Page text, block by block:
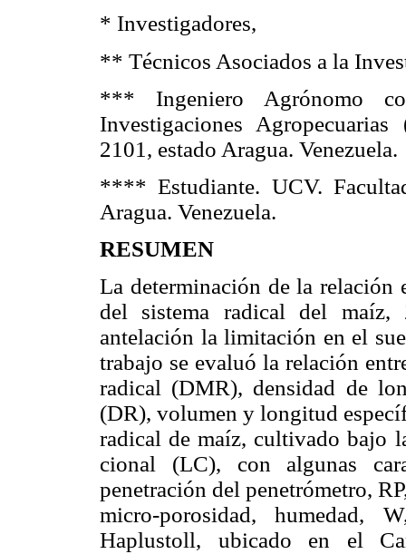
* Investigadores,
** Técnicos Asociados a la
*** Ingeniero Agrónomo
Investigaciones
2101, estado Aragua. Venezuela.
**** Estudiante. UCV.
Aragua. Venezuela.
RESUMEN
La determinación de la relación
del sistema radical del maíz,
antelación la limitación en el
trabajo se evaluó la relación
radical (DMR), densidad de
(DR), volumen y longitud
radical de maíz, cultivado bajo
cional (LC), con algunas
penetración del penetrómetro,
micro-porosidad,
Haplustoll, ubicado en el